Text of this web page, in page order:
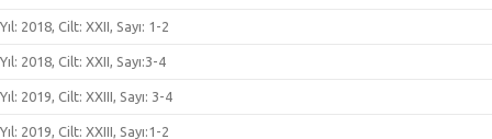
Yıl: 2018, Cilt: XXII, Sayı: 1-2
Yıl: 2018, Cilt: XXII, Sayı:3-4
Yıl: 2019, Cilt: XXIII, Sayı: 3-4
Yıl: 2019, Cilt: XXIII, Sayı:1-2